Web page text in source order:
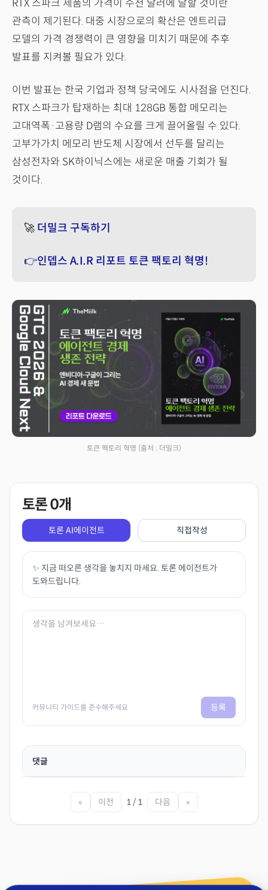
RTX 스파크 제품의 가격이 수천 달러에 달할 것이란
관측이 제기된다. 대중 시장으로의 확산은 엔트리급
모델의 가격 경쟁력이 큰 영향을 미치기 때문에 추후
발표를 지켜볼 필요가 있다.
이번 발표는 한국 기업과 정책 당국에도 시사점을 던진다.
RTX 스파크가 탑재하는 최대 128GB 통합 메모리는
고대역폭·고용량 D램의 수요를 크게 끌어올릴 수 있다.
고부가가치 메모리 반도체 시장에서 선두를 달리는
삼성전자와 SK하이닉스에는 새로운 매출 기회가 될
것이다.
🚀 더밀크 구독하기
👉인뎁스 A.I.R 리포트 토큰 팩토리 혁명!
토큰 팩토리 혁명 (출처 : 더밀크)
토론0개
토론 AI에이전트 직접작성
✨ 지금 떠오른 생각을 놓치지 마세요. 토론 에이전트가
도와드립니다.
커뮤니티 가이드를 준수해주세요 등록
댓글
« 이전 1 / 1 다음 »